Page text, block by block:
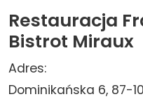
Restauracja
Bistrot Miraux
Adres:
Dominikańska 6, 87-